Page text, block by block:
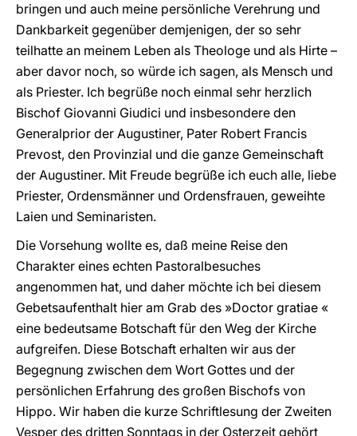
bringen und auch meine persönliche Verehrung und
Dankbarkeit gegenüber demjenigen, der so sehr
teilhatte an meinem Leben als Theologe und als Hirte –
aber davor noch, so würde ich sagen, als Mensch und
als Priester. Ich begrüße noch einmal sehr herzlich
Bischof Giovanni Giudici und insbesondere den
Generalprior der Augustiner, Pater Robert Francis
Prevost, den Provinzial und die ganze Gemeinschaft
der Augustiner. Mit Freude begrüße ich euch alle, liebe
Priester, Ordensmänner und Ordensfrauen, geweihte
Laien und Seminaristen.
Die Vorsehung wollte es, daß meine Reise den
Charakter eines echten Pastoralbesuches
angenommen hat, und daher möchte ich bei diesem
Gebetsaufenthalt hier am Grab des »Doctor gratiae «
eine bedeutsame Botschaft für den Weg der Kirche
aufgreifen. Diese Botschaft erhalten wir aus der
Begegnung zwischen dem Wort Gottes und der
persönlichen Erfahrung des großen Bischofs von
Hippo. Wir haben die kurze Schriftlesung der Zweiten
Vesper des dritten Sonntags in der Osterzeit gehört